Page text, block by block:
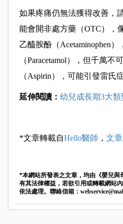
如果疼痛仍無法獲得改善，
能會開非處方藥（OTC），
乙醯胺酚（Acetaminophen）
（Paracetamol），但千萬
（Aspirin），可能引發雷氏
延伸閱讀： 幼兒成長期3大類
*文章轉載自Hello醫師 ， 文
*本網站所發表之文章，均由《嬰兒與
有其法律權益，若欲引用或轉載網站
依法處理。聯絡信箱：